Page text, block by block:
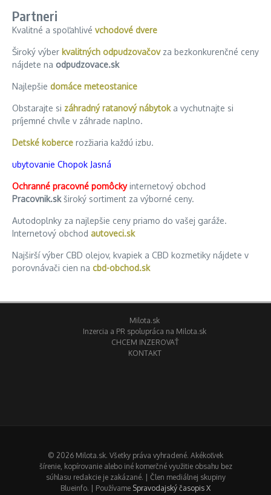
Partneri
Kvalitné a spoľahlivé vchodové dvere
Široký výber kvalitných odpudzovačovza bezkonkurenčné ceny
nájdete na odpudzovace.sk
Najlepšie domáce meteostanice
Obstarajte si záhradný ratanový nábytoka vychutnajte si
príjemné chvíle v záhrade naplno.
Detské koberce rozžiaria každú izbu.
ubytovanie Chopok Jasná
Ochranné pracovné pomôckyinternetový obchod
Pracovnik.skširoký sortiment za výborné ceny.
Autodoplnky za najlepšie ceny priamo do vašej garáže.
Internetový obchod autoveci.sk
Najširší výber CBD olejov, kvapiek a CBD kozmetiky nájdete v
porovnávači cien na cbd-obchod.sk
Milota.sk
Inzercia a PR spolupráca na Milota.sk
CHCEM INZEROVAŤ
KONTAKT
© 2026 Milota.sk. Všetky práva vyhradené. Akékoľvek
šírenie, kopírovanie alebo iné komerčné využitie obsahu bez
súhlasu redakcie je zakázané. | Člen mediálnej skupiny
Blueinfo. | Používame Spravodajský časopis X